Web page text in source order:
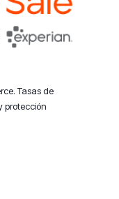
Tasas de
protección